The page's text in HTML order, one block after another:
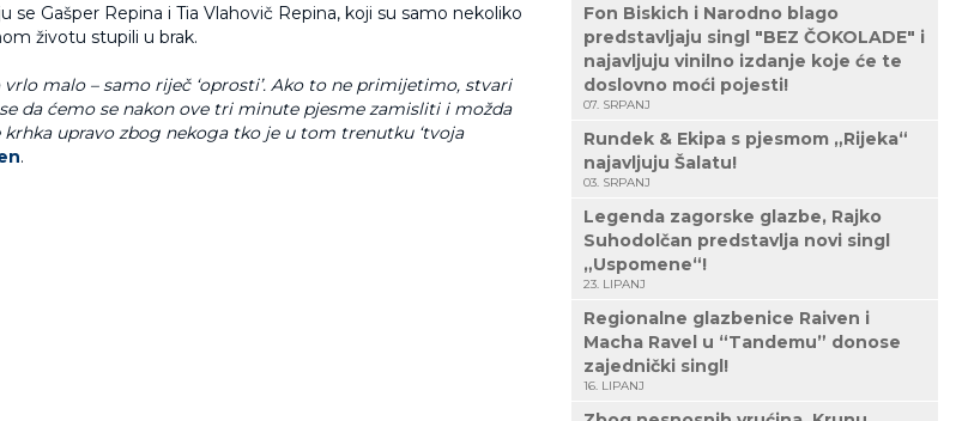
se Gašper Repina i Tia Vlahovič Repina, koji su samo nekoliko
životu stupili u brak.
malo – samo riječ ‘oprosti’. Ako to ne primijetimo, stvari
da ćemo se nakon ove tri minute pjesme zamisliti i možda
upravo zbog nekoga tko je u tom trenutku ‘tvoja
.
Fon Biskich i Narodno blago
predstavljaju singl "BEZ ČOKOLADE" i
najavljuju vinilno izdanje koje će te
doslovno moći pojesti!
07. SRPANJ
Rundek & Ekipa s pjesmom „Rijeka“
najavljuju Šalatu!
03. SRPANJ
Legenda zagorske glazbe, Rajko
Suhodolčan predstavlja novi singl
„Uspomene“!
23. LIPANJ
Regionalne glazbenice Raiven i
Macha Ravel u “Tandemu” donose
zajednički singl!
16. LIPANJ